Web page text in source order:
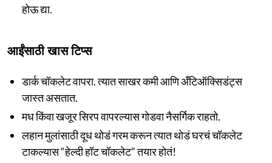
होऊ द्या.
आईंसाठी खास टिप्स
डार्क चॉकलेट वापरा. त्यात साखर कमी आणि अँटिऑक्सिडंट्स
जास्त असतात.
मध किंवा खजूर सिरप वापरल्यास गोडवा नैसर्गिक राहतो.
लहान मुलांसाठी दूध थोडं गरम करून त्यात थोडं घरचं चॉकलेट
टाकल्यास “हेल्दी हॉट चॉकलेट” तयार होतं!